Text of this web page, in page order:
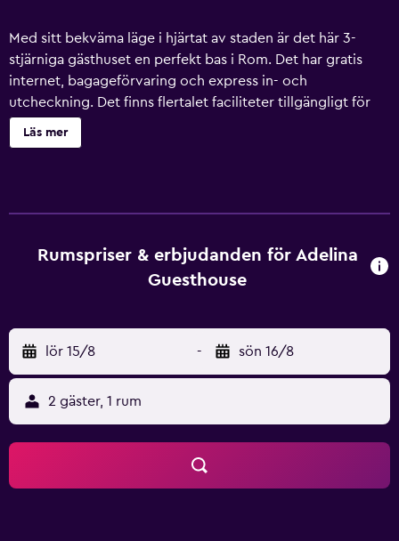
Med sitt bekväma läge i hjärtat av staden är det här 3-
stjärniga gästhuset en perfekt bas i Rom. Det har gratis
internet, bagageförvaring och express in- och
utcheckning. Det finns flertalet faciliteter tillgängligt för
boende på Adelina Guesthouse, så som rumsservice,
biljettservice och biluthyrning. Det finns även faciliteter
dag morgon. Adelina Guesthouse är perfekt placerat i
Lazio vinregion och gör det enkelt för gäster att utforska
vilket gör att man enkelt kan ta sig till och från Rom.
Läs mer
Rumspriser & erbjudanden för Adelina
Guesthouse
lör 15/8 - sön 16/8
2 gäster, 1 rum